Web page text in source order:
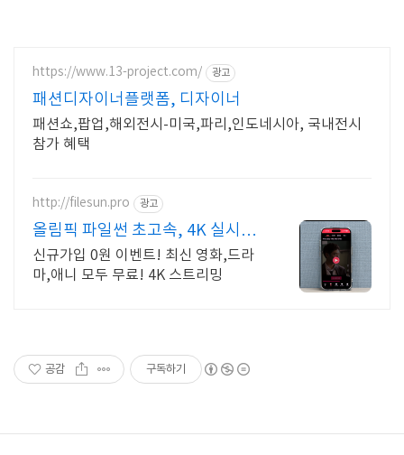
https://www.13-project.com/ 광고
패션디자이너플랫폼, 디자이너
패션쇼,팝업,해외전시-미국,파리,인도네시아, 국내전시
참가 혜택
http://filesun.pro 광고
올림픽 파일썬 초고속, 4K 실시간
보기!
신규가입 0원 이벤트! 최신 영화,드라
마,애니 모두 무료! 4K 스트리밍
공감 구독하기